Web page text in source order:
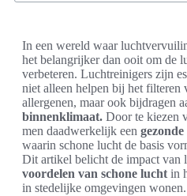
In een wereld waar
het belangrijker dan ooit om de
verbeteren. Luchtreinigers zijn
niet alleen helpen bij het filteren
allergenen, maar ook bijdragen
binnenklimaat. Door te kiezen
men daadwerkelijk een
waarin schone lucht de basis
Dit artikel belicht de impact van
voordelen van schone lucht in
in stedelijke omgevingen wonen.